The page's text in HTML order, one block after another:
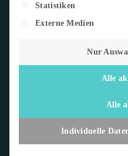
Statistiken
Externe Medien
Nur
Alle
Alle
Individuelle